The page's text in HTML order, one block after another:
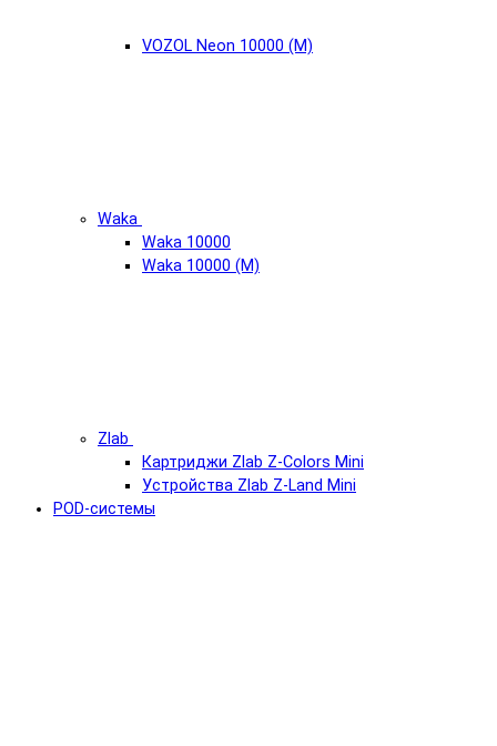
VOZOL Neon 10000 (М)
Waka
Waka 10000
Waka 10000 (М)
Zlab
Картриджи Zlab Z-Colors Mini
Устройства Zlab Z-Land Mini
POD-системы